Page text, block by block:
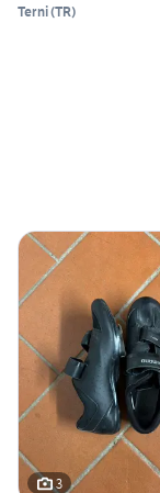
Terni(TR)
3